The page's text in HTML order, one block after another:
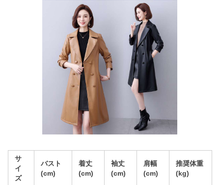
サ
イ
ズ
バスト
(cm)
着丈
(cm)
袖丈
(cm)
肩幅
(cm)
推奨体重
(kg)